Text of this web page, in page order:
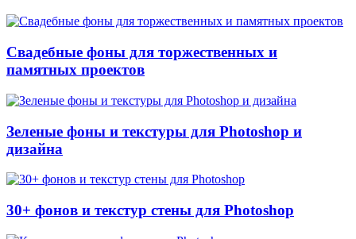
Свадебные фоны для торжественных и
памятных проектов
Зеленые фоны и текстуры для Photoshop и
дизайна
30+ фонов и текстур стены для Photoshop